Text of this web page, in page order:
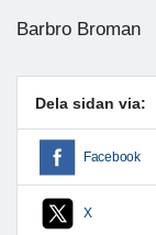
Barbro Broman
Dela sidan via:
Facebook
X